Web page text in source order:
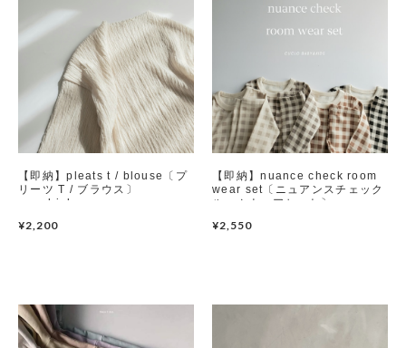
Hat / Cap
Socks
Shoes
Bag
Accessories / Goods
Gift wrapping
【即納】pleats t / blouse〔プ
リーツ T / ブラウス〕
nunubiel
¥2,200
【即納】nuance check room
wear set〔ニュアンスチェック
ルームウェアセット〕
¥2,550